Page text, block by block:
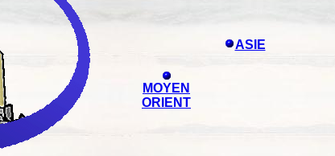
MOYEN
ORIENT
ASIE